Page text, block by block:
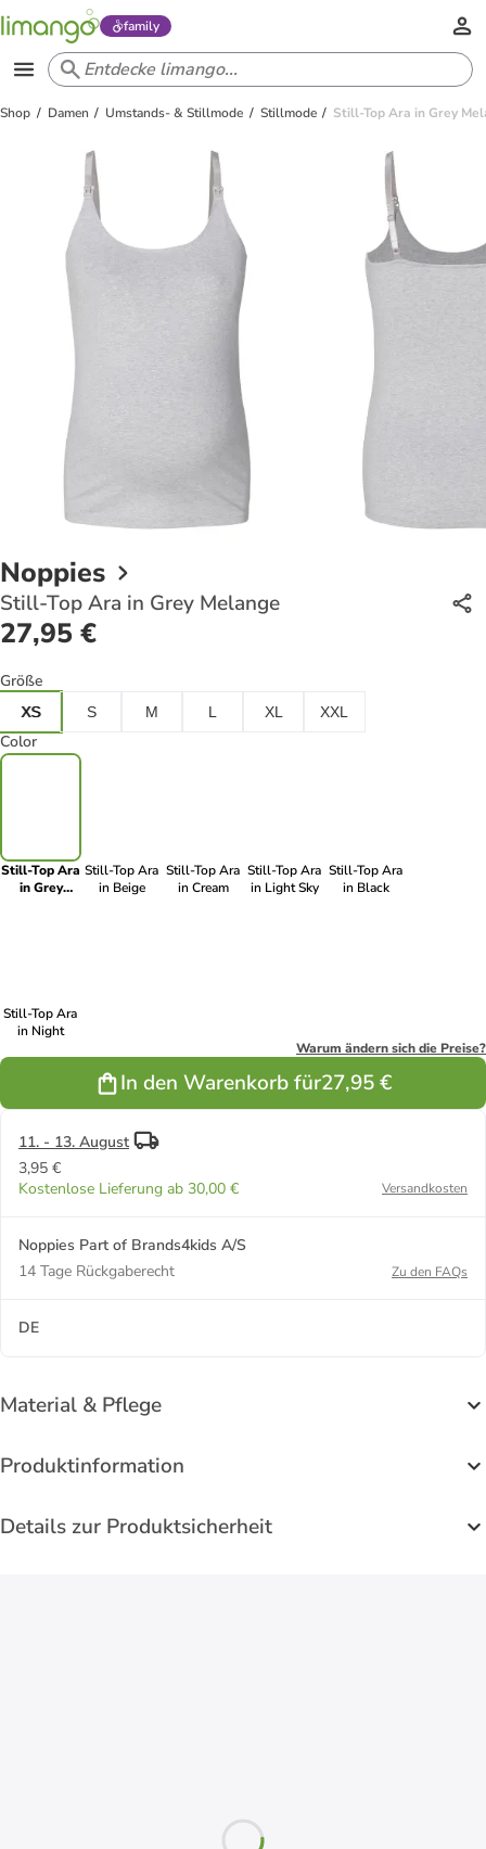
family
Shop Damen Umstands- & Stillmode Stillmode Still-Top Ara in Grey
Noppies
Still-Top Ara in Grey Melange
27,95 €
Größe
XS S M L XL XXL
Color
Still-Top Ara
in Grey
Still-Top Ara
in Beige
Still-Top Ara
in Cream
Still-Top Ara
in Light Sky
Still-Top Ara
in Black
Still-Top Ara
in Night
Warum ändern sich die Preise?
In den Warenkorb für27,95 €
11. - 13. August
3,95 €
Kostenlose Lieferung ab 30,00 €
Versandkosten
Noppies Part of Brands4kids A/S
14 Tage Rückgaberecht
Zu den FAQs
DE
Material & Pflege
Produktinformation
Details zur Produktsicherheit